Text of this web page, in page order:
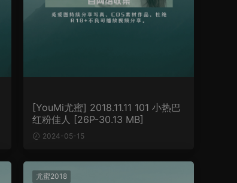
[YouMi尤蜜] 2018.11.11 101 小热巴
红粉佳人 [26P-30.13 MB]
2024-05-15
尤蜜2018